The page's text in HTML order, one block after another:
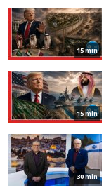
15 min
15 min
30 min